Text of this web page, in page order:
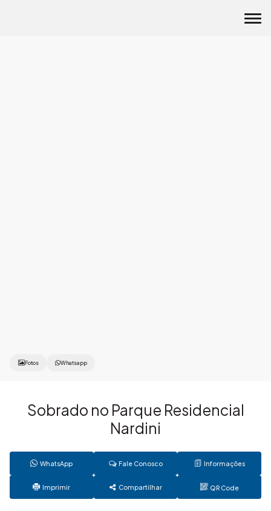
Fotos Whatsapp
Sobrado no Parque Residencial
Nardini
WhatsApp Fale Conosco Informações
Imprimir Compartilhar QR Code